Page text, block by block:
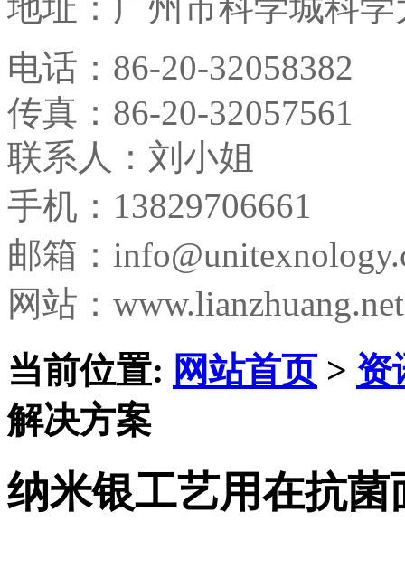
电话： 86-20-32058382
传真： 86-20-32057561
联系人：刘小姐
手机：13829706661
邮箱：
网站：www.lianzhuang.net
当前位置: 网站首页> 资
解决方案
纳米银工艺用在抗